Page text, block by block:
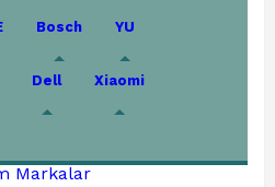
Bosch YU
Dell Xiaomi
Markalar